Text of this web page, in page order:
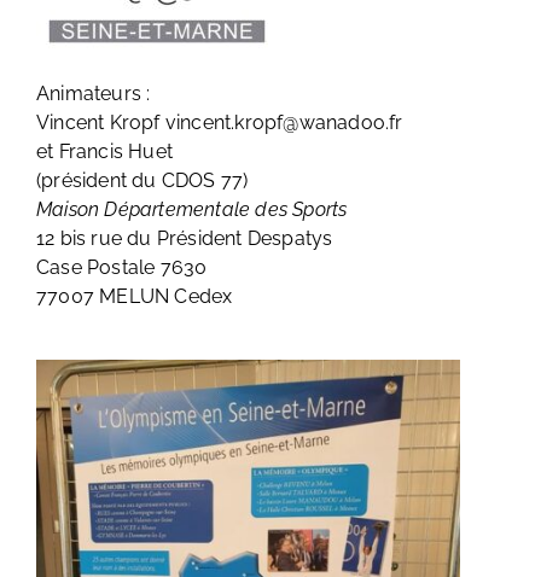
Animateurs :
Vincent Kropf vincent.kropf@wanadoo.fr
et Francis Huet
(président du CDOS 77)
Maison Départementale des Sports
12 bis rue du Président Despatys
Case Postale 7630
77007 MELUN Cedex